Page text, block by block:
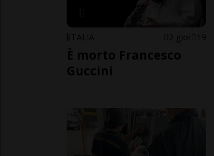
ITALIA 2 gior 19
È morto Francesco
Guccini